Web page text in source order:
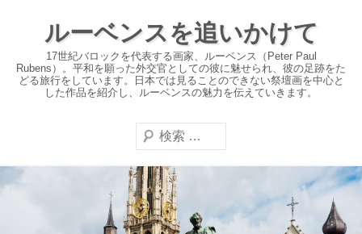
キ
ッ
ルーベンスを追いかけて
17世紀バロックを代表する画家、ルーベンス（Peter Paul
Rubens）。平和を願った外交官としての彼に魅せられ、彼の足跡をた
どる旅行をしています。日本では見ることのできない祭壇画を中心と
した作品を紹介し、ルーベンスの魅力を伝えていきます。
検
索